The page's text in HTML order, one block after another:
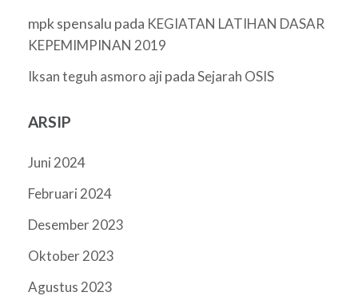
mpk spensalu pada KEGIATAN LATIHAN DASAR
KEPEMIMPINAN 2019
Iksan teguh asmoro aji padaSejarah OSIS
ARSIP
Juni 2024
Februari 2024
Desember 2023
Oktober 2023
Agustus 2023